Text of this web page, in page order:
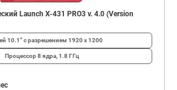
Launch X-431 PRO3 v. 4.0 (Version
10.1” с разрешением 1920 х 1200
Процессор8 ядра, 1.8 ГГц